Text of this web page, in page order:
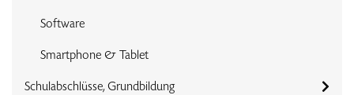
Software
Smartphone & Tablet
Schulabschlüsse, Grundbildung